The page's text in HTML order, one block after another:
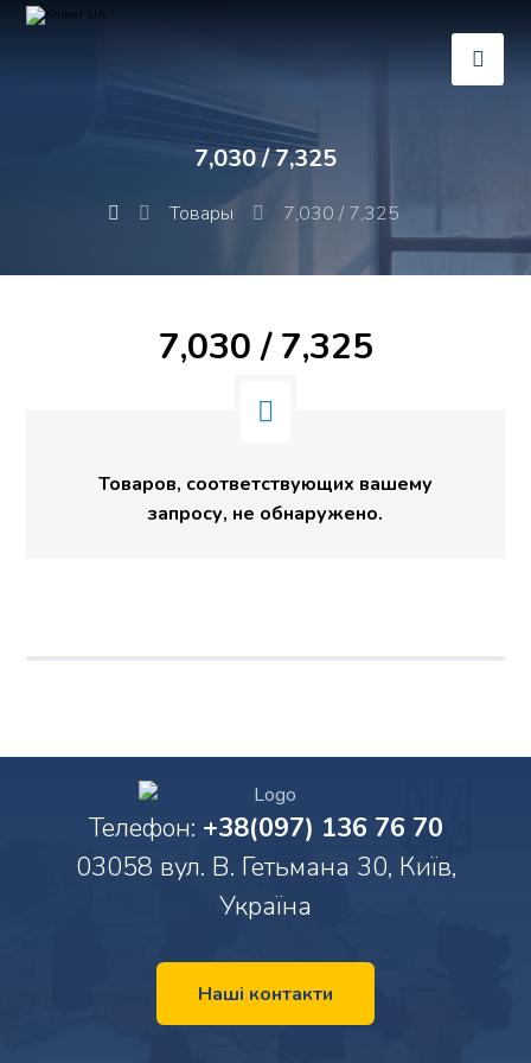
7,030 / 7,325
Товары 7,030 / 7,325
7,030 / 7,325
Товаров, соответствующих вашему
запросу, не обнаружено.
Телефон: +38(097) 136 76 70
03058 вул. В. Гетьмана 30, Київ,
Україна
Наші контакти